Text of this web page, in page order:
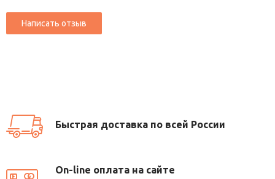
Быстрая доставка по всей России
On-line оплата на сайте